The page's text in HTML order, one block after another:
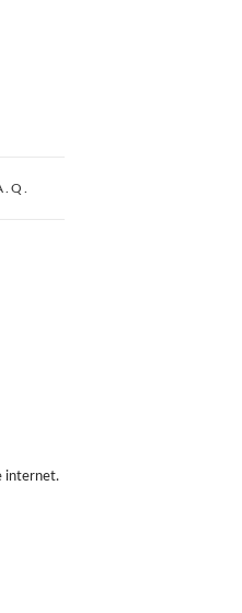
internet.